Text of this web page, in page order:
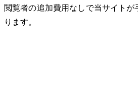
閲覧者の追加費用なしで当サイトが
ります。